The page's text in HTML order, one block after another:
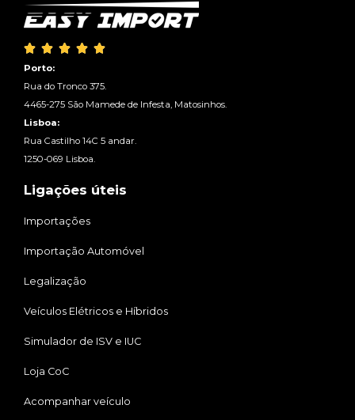
    
Porto:
Rua do Tronco 375.
4465-275 São Mamede de Infesta, Matosinhos.
Lisboa:
Rua Castilho 14C 5 andar.
1250-069 Lisboa.
Ligações úteis
Importações
Importação Automóvel
Legalização
Veículos Elétricos e Híbridos
Simulador de ISV e IUC
Loja CoC
Acompanhar veículo